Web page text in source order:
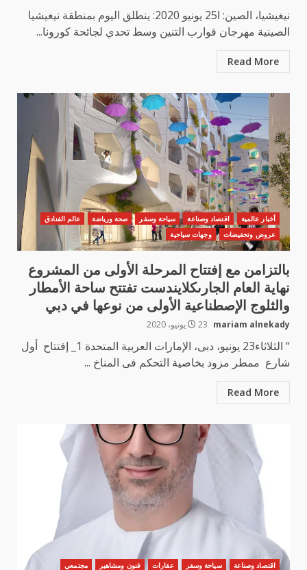
نيغيشيا، الصين: ا25 يونيو 2020: ينطلق اليوم بمنطقة نيغيشيا
الصينية مهرجان قوارب التنين وسط تحدي لجائحة كورونا...
Read More
أخبار عالمية اقتصاد وصناعة سياحة وسفر صحة ورياضة
عالم الفنادق
عروض وتحفيضات
وجهات سياحية
بالتزامن مع إفتتاح المرحلة الأولى من المشروع
نهاية العام الجارىكلايندست تفتتح ساحة الأمطار
والثلوج الإصطناعية الأولى من نوعها في دبي
mariam alnekady 23 يونيو، 2020
“ الثلاثاء23 يونيو، دبى، الإمارات العربية المتحدة 1_ إفتتاح أول
شارع ممطر مزود بخاصية التحكم فى المناخ ...
Read More
اقتصاد وصناعة سياحة وسفر عقارات فنون ومشاهير مجتمعي